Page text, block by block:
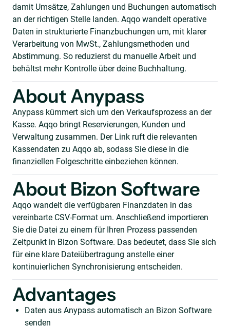
damit Umsätze, Zahlungen und Buchungen automatisch
an der richtigen Stelle landen. Aqqo wandelt operative
Daten in strukturierte Finanzbuchungen um, mit klarer
Verarbeitung von MwSt., Zahlungsmethoden und
Abstimmung. So reduzierst du manuelle Arbeit und
behältst mehr Kontrolle über deine Buchhaltung.
About Anypass
Anypass kümmert sich um den Verkaufsprozess an der
Kasse. Aqqo bringt Reservierungen, Kunden und
Verwaltung zusammen. Der Link ruft die relevanten
Kassendaten zu Aqqo ab, sodass Sie diese in die
finanziellen Folgeschritte einbeziehen können.
About Bizon Software
Aqqo wandelt die verfügbaren Finanzdaten in das
vereinbarte CSV-Format um. Anschließend importieren
Sie die Datei zu einem für Ihren Prozess passenden
Zeitpunkt in Bizon Software. Das bedeutet, dass Sie sich
für eine klare Dateiübertragung anstelle einer
kontinuierlichen Synchronisierung entscheiden.
Advantages
Daten aus Anypass automatisch an Bizon Software
senden